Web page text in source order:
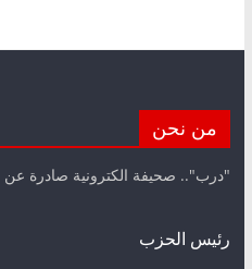
من نحن
"درب".. صحيفة الكترونية صادرة
رئيس الحزب